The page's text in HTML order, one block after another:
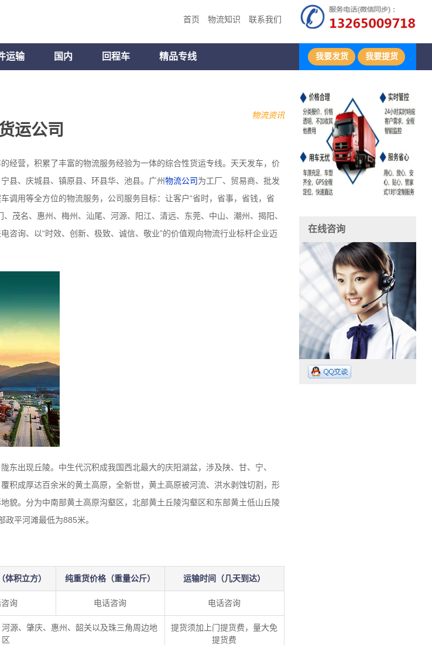
首页 物流知识 联系我们
运输 国内 回程车 精品专线 我要发货 我要提货
物流资讯
运公司
经营，积累了丰富的物流服务经验为一体的综合性货运专线。天天发车，价
县、庆城县、镇原县、环县华、池县。广州物流公司为工厂、贸易商、批发
调用等全方位的物流服务，公司服务目标：让客户“省时，省事，省钱，省
茂名、惠州、梅州、汕尾、河源、阳江、清远、东莞、中山、潮州、揭阳、
咨询、以“时效、创新、极致、诚信、敬业”的价值观向物流行业标杆企业迈
出现丘陵。中生代沉积成我国西北最大的庆阳湖盆，涉及陕、甘、宁、
积成厚达百余米的黄土高原，全新世，黄土高原被河流、洪水剥蚀切割，形
貌。分为中南部黄土高原沟壑区，北部黄土丘陵沟壑区和东部黄土低山丘陵
平河滩最低为885米。
体积立方） 纯重货价格（重量公斤） 运输时间（几天到达）
询 电话咨询 电话咨询
源、肇庆、惠州、韶关以及珠三角周边地
区
提货须加上门提货费，量大免
提货费
在线咨询